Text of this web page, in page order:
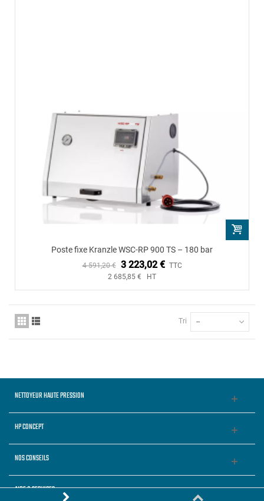
Poste fixe Kranzle WSC-RP 900 TS – 180 bar
4 591,20 € 3 223,02 € TTC
2 685,85 € HT
Tri --
NETTOYEUR HAUTE PRESSION
HP CONCEPT
NOS CONSEILS
AIDE & SERVICES